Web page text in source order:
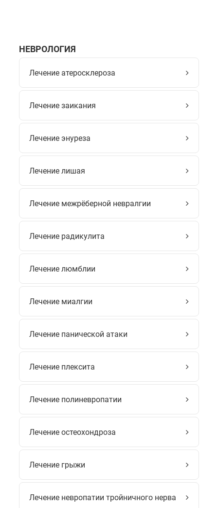
НЕВРОЛОГИЯ
Лечение атеросклероза
Лечение заикания
Лечение энуреза
Лечение лишая
Лечение межрёберной невралгии
Лечение радикулита
Лечение люмблии
Лечение миалгии
Лечение панической атаки
Лечение плексита
Лечение полиневропатии
Лечение остеохондроза
Лечение грыжи
Лечение невропатии тройничного нерва